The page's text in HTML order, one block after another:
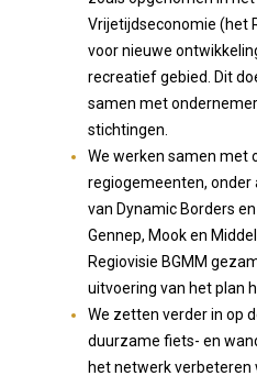
Vrijetijdseconomie (het
voor nieuwe
recreatief gebied. Dit
samen met
stichtingen.
We werken samen met
regiogemeenten, onder
van Dynamic Borders
Gennep, Mook en
Regiovisie BGMM
uitvoering van het plan
We zetten verder in op
duurzame fiets- en
het netwerk verbeteren